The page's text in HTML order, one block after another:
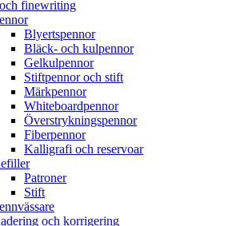
finewriting
Blyertspennor
Bläck- och kulpennor
Gelkulpennor
Stiftpennor och stift
Märkpennor
Whiteboardpennor
Överstrykningspennor
Fiberpennor
Kalligrafi och reservoar
Patroner
Stift
och korrigering